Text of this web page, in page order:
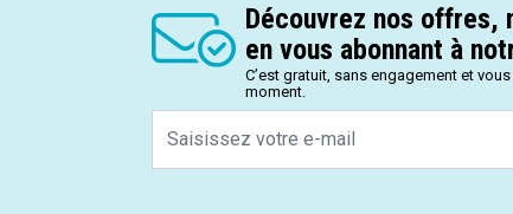
Découvrez nos offres,
en vous abonnant à
C’est gratuit, sans engagement et
moment.